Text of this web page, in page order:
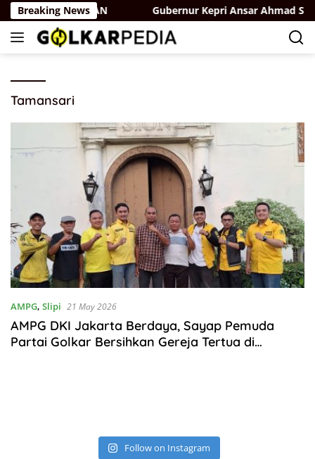
Skip
to
content
Breaking News
Terbaik di ASEAN Gubernur Kepri Ansar Ahmad
Tamansari
AMPG, Slipi 21 May 2026
AMPG DKI Jakarta Berdaya, Sayap Pemuda
Partai Golkar Bersihkan Gereja Tertua di
Follow on Instagram